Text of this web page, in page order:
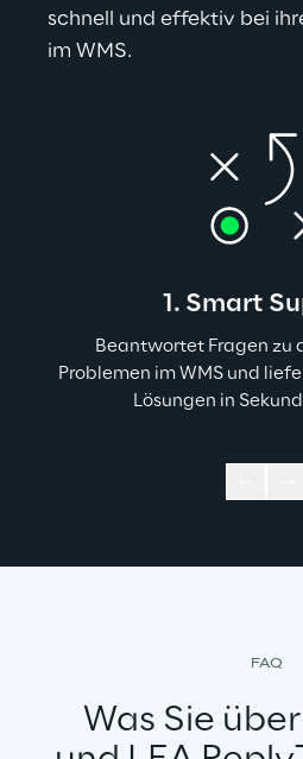
schnell und effektiv bei
im WMS.
1. Smart
Beantwortet Fragen zu
Problemen im WMS und
Lösungen in
FAQ
Was Sie